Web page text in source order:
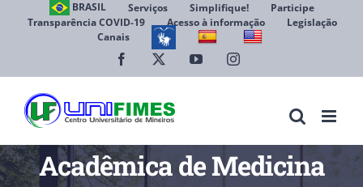
BRASIL Serviços Simplifique!
Participe
Transparência COVID-19
Acesso à informação
Legislação
Canais
Facebook YouTubeInstagram
Acadêmica de Medicina